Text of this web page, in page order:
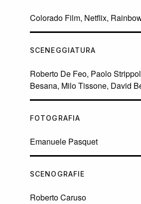
Colorado Film, Netflix,
SCENEGGIATURA
Roberto De Feo, Paolo
Besana, Milo Tissone, David
FOTOGRAFIA
Emanuele Pasquet
SCENOGRAFIE
Roberto Caruso